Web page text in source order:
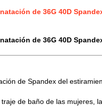
de 36G 40D
de 36G 40D
de Spandex del
de baño de las mujeres,